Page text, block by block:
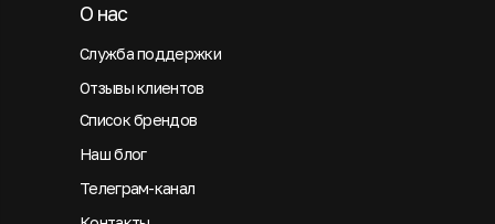
Служба поддержки
О нас
Отзывы клиентов
Список брендов
Наш блог
Телеграм-канал